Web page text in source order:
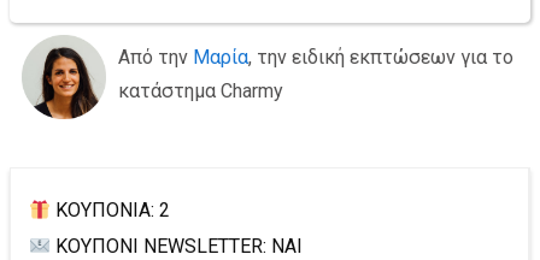
Από την Μαρία, την ειδική εκπτώσεων για το
κατάστημα Charmy
ΚΟΥΠΟΝΙΑ: 2
ΚΟΥΠΟΝΙ NEWSLETTER: ΝΑΙ